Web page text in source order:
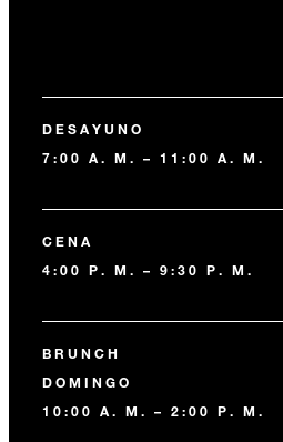
DESAYUNO
7:00 A. M. – 11:00 A. M.
CENA
4:00 P. M. – 9:30 P. M.
BRUNCH
DOMINGO
10:00 A. M. – 2:00 P. M.